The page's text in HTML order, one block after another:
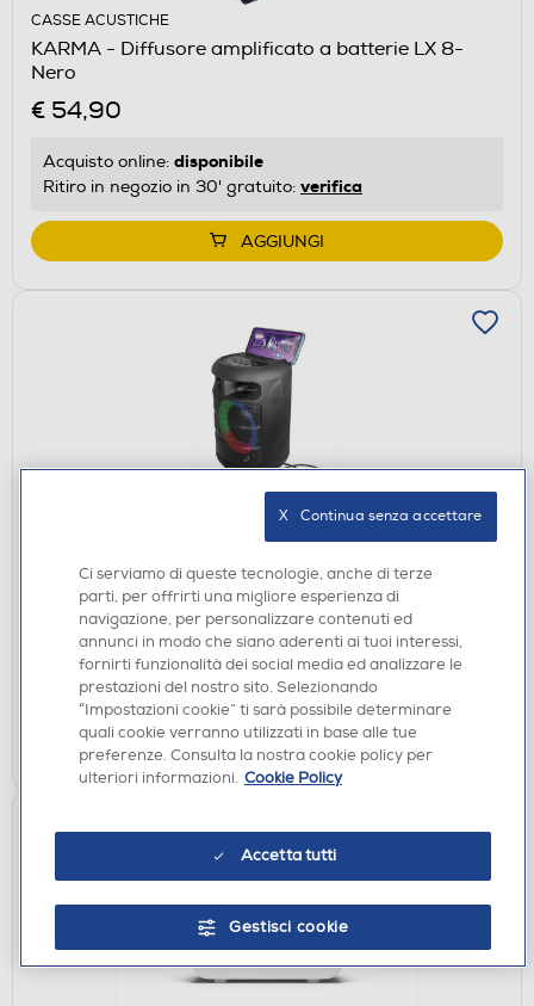
CASSE ACUSTICHE
KARMA - Diffusore amplificato a batterie LX 8-
Nero
€ 54,90
Acquisto online: disponibile
Ritiro in negozio in 30' gratuito: verifica
AGGIUNGI
KARMA - Diffusore ricaricabile con microfono
VORTEX 4-Nero
€ 39,90
Acquisto online:disponibile
Ritiro in negozio in 30' gratuito:verifica
AGGIUNGI
Ci serviamo di queste tecnologie, anche di terze
parti, per offrirti una migliore esperienza di
navigazione, per personalizzare contenuti ed
annunci in modo che siano aderenti ai tuoi interessi,
fornirti funzionalità dei social media ed analizzare le
prestazioni del nostro sito. Selezionando
“Impostazioni cookie” ti sarà possibile determinare
quali cookie verranno utilizzati in base alle tue
preferenze. Consulta la nostra cookie policy per
ulteriori informazioni. Cookie Policy
Accetta tutti
Gestisci cookie
X   Continua senza accettare